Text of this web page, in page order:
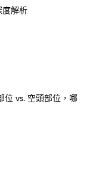
度解析
位 vs. 空頭部位，哪